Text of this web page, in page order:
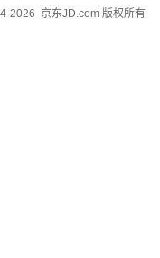
2026 京东JD.com 版权所有